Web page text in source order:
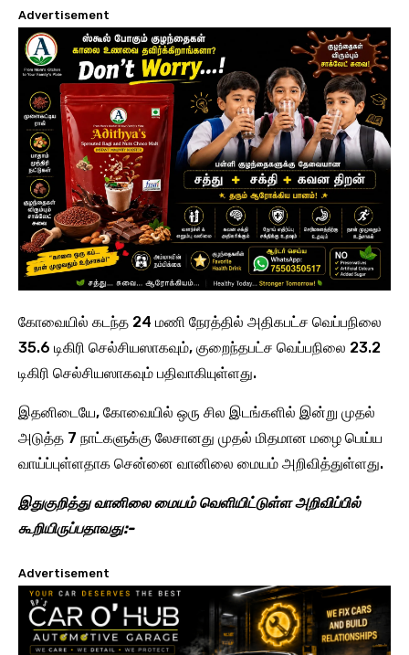
Advertisement
கோவையில் கடந்த 24 மணி நேரத்தில் அதிகபட்ச வெப்பநிலை
35.6 டிகிரி செல்சியஸாகவும், குறைந்தபட்ச வெப்பநிலை 23.2
டிகிரி செல்சியஸாகவும் பதிவாகியுள்ளது.
இதனிடையே, கோவையில் ஒரு சில இடங்களில் இன்று முதல்
அடுத்த 7 நாட்களுக்கு லேசானது முதல் மிதமான மழை பெய்ய
வாய்ப்புள்ளதாக சென்னை வானிலை மையம் அறிவித்துள்ளது.
இதுகுறித்து வானிலை மையம் வெளியிட்டுள்ள அறிவிப்பில்
கூறியிருப்பதாவது:-
Advertisement